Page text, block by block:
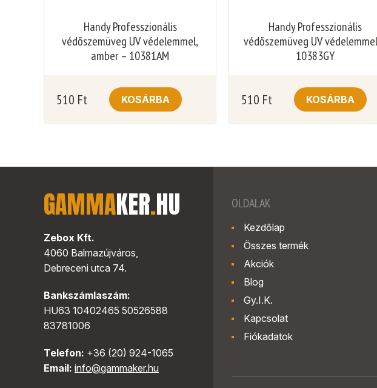
Handy Professzionális
védőszemüveg UV védelemmel,
amber – 10381AM
510 Ft KOSÁRBA
Handy Professzionális
védőszemüveg UV
10383GY
510 Ft KOSÁRBA
GAMMAKER.HU
Zebox Kft.
4060 Balmazújváros,
Debreceni utca 74.
Bankszámlaszám:
HU63 10402465 50526588
83781006
Telefon: +36 (20) 924-1065
Email: info@gammaker.hu
OLDALAK
Kezdőlap
Összes termék
Akciók
Blog
Gy.I.K.
Kapcsolat
Fiókadatok